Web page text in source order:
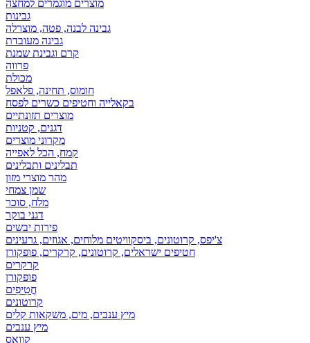
מוצרים מוגמרים למחצה
גבינות
גבינה לבנה, פטה, מוצרלה
גבינה מעובדת
קרם וגבינת שמנת
פרווה
מכולת
חומוס, תחינה, פלאפל
בקאלייה וחטיפים כשרים לפסח
מוצרים תזונתיים
דגנים, קטניות
מקרוני מוצרים
קמח, הכל לאפייה
תבלינים ותבלינים
מהר מוצרי מזון
שמן צמחי
מלח, סוכר
דגני בוקר
פירות יבשים
צ'יפס, קרוטונים, ביסקוויטים מלוחים, אגוזים, גרעינים
חטיפים ישראלים, קרוטונים, קרקרים, פופקורן
קרקרים
פופקורן
חֲטִיפִים
קרוטונים
מיץ ענבים, מים, משקאות קלים
מיץ ענבים
קוואס